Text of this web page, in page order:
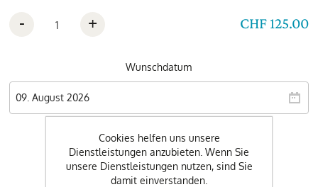
CHF 125.00
- +
Wunschdatum
Cookies helfen uns unsere
Dienstleistungen anzubieten. Wenn Sie
unsere Dienstleistungen nutzen, sind Sie
damit einverstanden.